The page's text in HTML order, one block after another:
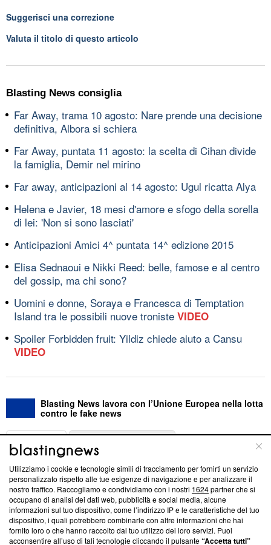
Suggerisci una correzione
Valuta il titolo di questo articolo
Blasting News consiglia
Far Away, trama 10 agosto: Nare prende una decisione
definitiva, Albora si schiera
Far Away, puntata 11 agosto: la scelta di Cihan divide
la famiglia, Demir nel mirino
Far away, anticipazioni al 14 agosto: Ugul ricatta Alya
Helena e Javier, 18 mesi d'amore e sfogo della sorella
di lei: 'Non si sono lasciati'
Anticipazioni Amici 4^ puntata 14^ edizione 2015
Elisa Sednaoui e Nikki Reed: belle, famose e al centro
del gossip, ma chi sono?
Uomini e donne, Soraya e Francesca di Temptation
Island tra le possibili nuove troniste VIDEO
Spoiler Forbidden fruit: Yildiz chiede aiuto a Cansu
VIDEO
Blasting News lavora con l’Unione Europea nella lotta
contro le fake news
ABOUT
Questa sezione offre informazioni trasparenti su Blasting
News, sui nostri processi editoriali e su come ci impegniamo a
creare news di qualità. Inoltre, afferma la nostra aderenza a
‘Trust Project - News with Integrity’Blasting News non è
ancora membro del programma, ma ha richiesto di farne
parte; Trust Project non ha ancora effettuato una verifica di
Utilizziamo i cookie e tecnologie simili di tracciamento per fornirti un servizio
personalizzato rispetto alle tue esigenze di navigazione e per analizzare il
nostro traffico. Raccogliamo e condividiamo con i nostri 1624partner che si
occupano di analisi dei dati web, pubblicità e social media, alcune
informazioni sul tuo dispositivo, come l’indirizzo IP e le caratteristiche del tuo
dispositivo, i quali potrebbero combinarle con altre informazioni che hai
fornito loro o che hanno raccolto dal tuo utilizzo dei loro servizi. Puoi
acconsentire all’uso di tali tecnologie cliccando il pulsante“Accetta tutti”